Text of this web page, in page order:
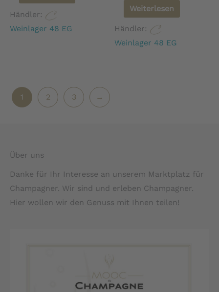
Händler:
Weinlager 48 EG
Weiterlesen
Händler:
Weinlager 48 EG
1 2 3 →
Über uns
Danke für Ihr Interesse an unserem Marktplatz für
Champagner. Wir sind und erleben Champagner.
Hier wollen wir den Genuss mit Ihnen teilen!